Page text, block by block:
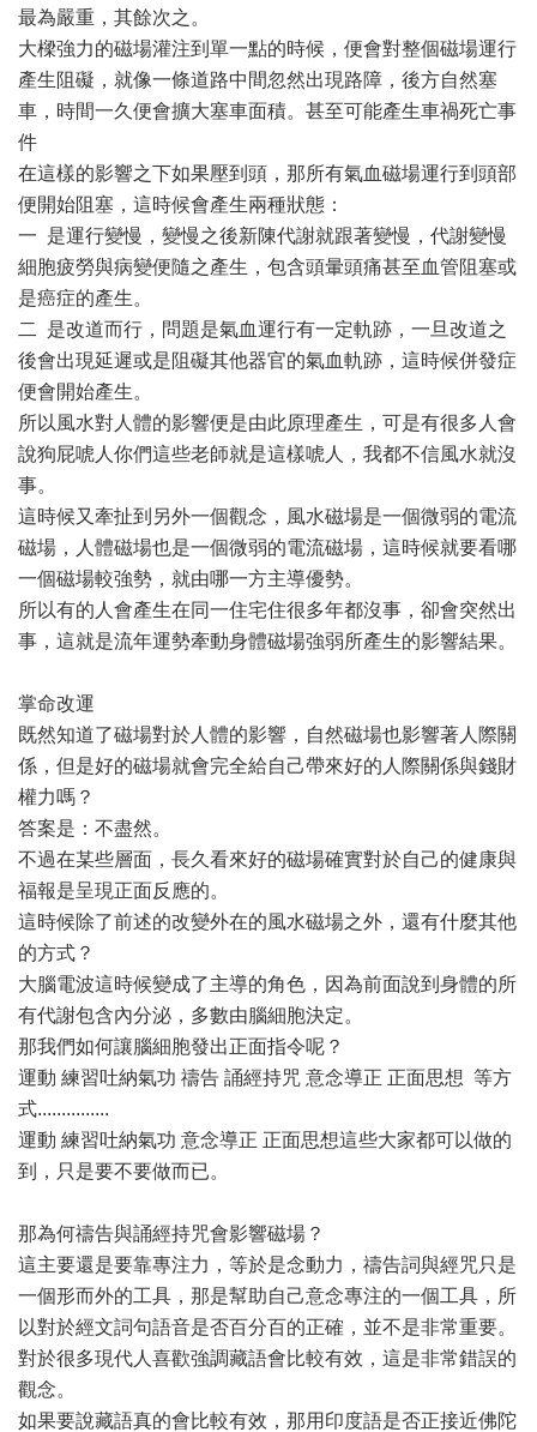
最為嚴重，其餘次之。
大樑強力的磁場灌注到單一點的時候，便會對整個磁場運行
產生阻礙，就像一條道路中間忽然出現路障，後方自然塞
車，時間一久便會擴大塞車面積。甚至可能產生車禍死亡事
件
在這樣的影響之下如果壓到頭，那所有氣血磁場運行到頭部
便開始阻塞，這時候會產生兩種狀態：
一 是運行變慢，變慢之後新陳代謝就跟著變慢，代謝變慢
細胞疲勞與病變便隨之產生，包含頭暈頭痛甚至血管阻塞或
是癌症的產生。
二 是改道而行，問題是氣血運行有一定軌跡，一旦改道之
後會出現延遲或是阻礙其他器官的氣血軌跡，這時候併發症
便會開始產生。
所以風水對人體的影響便是由此原理產生，可是有很多人會
說狗屁唬人你們這些老師就是這樣唬人，我都不信風水就沒
事。
這時候又牽扯到另外一個觀念，風水磁場是一個微弱的電流
磁場，人體磁場也是一個微弱的電流磁場，這時候就要看哪
一個磁場較強勢，就由哪一方主導優勢。
所以有的人會產生在同一住宅住很多年都沒事，卻會突然出
事，這就是流年運勢牽動身體磁場強弱所產生的影響結果。
掌命改運
既然知道了磁場對於人體的影響，自然磁場也影響著人際關
係，但是好的磁場就會完全給自己帶來好的人際關係與錢財
權力嗎？
答案是：不盡然。
不過在某些層面，長久看來好的磁場確實對於自己的健康與
福報是呈現正面反應的。
這時候除了前述的改變外在的風水磁場之外，還有什麼其他
的方式？
大腦電波這時候變成了主導的角色，因為前面說到身體的所
有代謝包含內分泌，多數由腦細胞決定。
那我們如何讓腦細胞發出正面指令呢？
運動 練習吐納氣功 禱告 誦經持咒 意念導正 正面思想 等方
式...............
運動 練習吐納氣功 意念導正 正面思想這些大家都可以做的
到，只是要不要做而已。
那為何禱告與誦經持咒會影響磁場？
這主要還是要靠專注力，等於是念動力，禱告詞與經咒只是
一個形而外的工具，那是幫助自己意念專注的一個工具，所
以對於經文詞句語音是否百分百的正確，並不是非常重要。
對於很多現代人喜歡強調藏語會比較有效，這是非常錯誤的
觀念。
如果要說藏語真的會比較有效，那用印度語是否正接近佛陀